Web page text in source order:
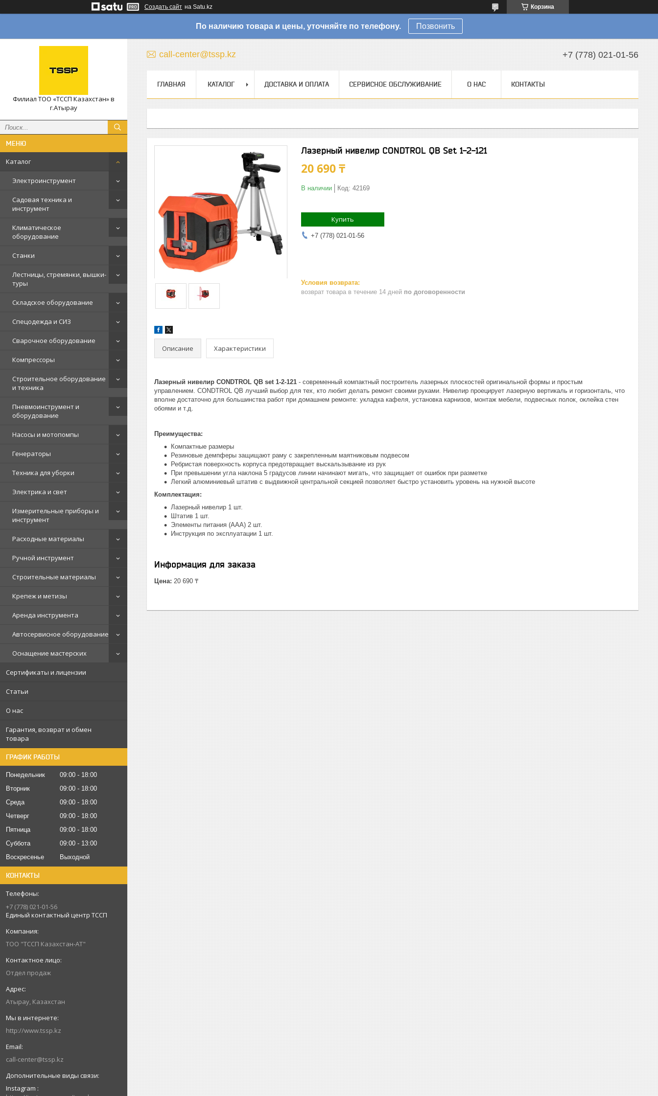
Создать сайт на Satu.kz Корзина
По наличию товара и цены, уточняйте по телефону. Позвонить
Филиал ТОО «ТССП Казахстан» в
г.Атырау
Каталог
Электроинструмент
Садовая техника и
инструмент
Климатическое
оборудование
Станки
Лестницы, стремянки, вышки-
туры
Складское оборудование
Спецодежда и СИЗ
Сварочное оборудование
Компрессоры
Строительное оборудование
и техника
Пневмоинструмент и
оборудование
Насосы и мотопомпы
Генераторы
Техника для уборки
Электрика и свет
Измерительные приборы и
инструмент
Расходные материалы
Ручной инструмент
Строительные материалы
Крепеж и метизы
Аренда инструмента
Автосервисное оборудование
Оснащение мастерских
Сертификаты и лицензии
Статьи
О нас
Гарантия, возврат и обмен
товара
ГРАФИК РАБОТЫ
Понедельник 09:00
18:00
Вторник
09:00
18:00
Среда
09:00
18:00
Четверг
09:00
18:00
Пятница
09:00
18:00
Суббота
09:00
13:00
Воскресенье
Выходной
КОНТАКТЫ
+7 (778) 021-01-56
Единый контактный центр ТССП
ТОО "ТССП Казахстан-АТ"
Отдел продаж
Атырау, Казахстан
http://www.tssp.kz
call-center@tssp.kz
Instagram
call-center@tssp.kz +7 (778) 021-01-56
ГЛАВНАЯ КАТАЛОГ ДОСТАВКА И ОПЛАТА СЕРВИСНОЕ ОБСЛУЖИВАНИЕ О НАС КОНТАКТЫ
Лазерный нивелир CONDTROL QB Set 1-2-121
20 690 ₸
В наличии Код: 42169
Купить
+7 (778) 021-01-56
возврат товара в течение 14 дней по договоренности
Описание Характеристики
Лазерный нивелир CONDTROL QB set 1-2-121 - современный компактный построитель лазерных плоскостей оригинальной формы и простым
управлением. CONDTROL QB лучший выбор для тех, кто любит делать ремонт своими руками. Нивелир проецирует лазерную вертикаль и горизонталь, что
вполне достаточно для большинства работ при домашнем ремонте: укладка кафеля, установка карнизов, монтаж мебели, подвесных полок, оклейка стен
обоями и т.д.
Преимущества:
Компактные размеры
Резиновые демпферы защищают раму с закрепленным маятниковым подвесом
Ребристая поверхность корпуса предотвращает выскальзывание из рук
При превышении угла наклона 5 градусов линии начинают мигать, что защищает от ошибок при разметке
Легкий алюминиевый штатив с выдвижной центральной секцией позволяет быстро установить уровень на нужной высоте
Комплектация:
Лазерный нивелир 1 шт.
Штатив 1 шт.
Элементы питания (ААА) 2 шт.
Инструкция по эксплуатации 1 шт.
Информация для заказа
Цена: 20 690 ₸